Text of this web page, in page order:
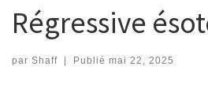
Régressive
par Shaff | Publié mai 22, 2025